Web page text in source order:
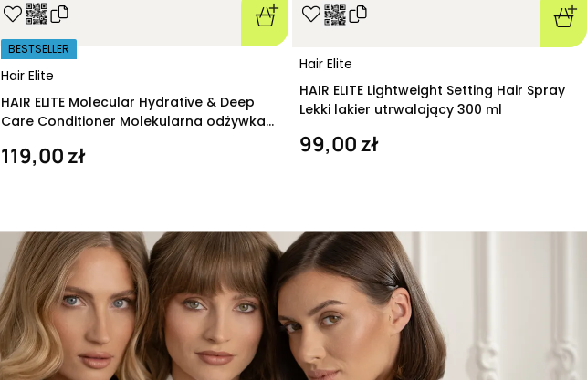
Hair Elite
BESTSELLER
HAIR ELITE Molecular Hydrative & Deep
Care Conditioner Molekularna odżywka
119,00 zł
Hair Elite
HAIR ELITE Lightweight Setting Hair Spray
Lekki lakier utrwalający 300 ml
99,00 zł